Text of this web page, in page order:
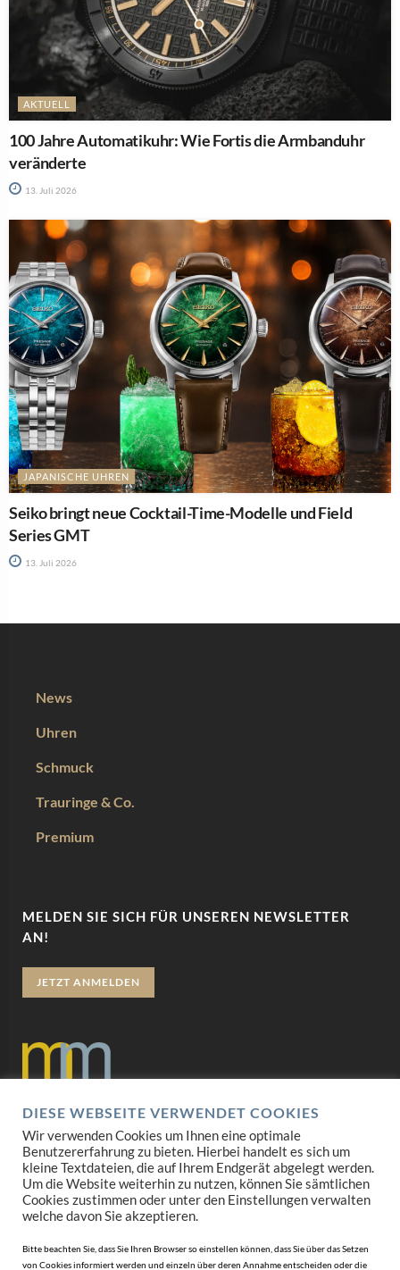
AKTUELL
100 Jahre Automatikuhr: Wie Fortis die Armbanduhr
veränderte
13. Juli 2026
JAPANISCHE UHREN
Seiko bringt neue Cocktail-Time-Modelle und Field
Series GMT
13. Juli 2026
News
Uhren
Schmuck
Trauringe & Co.
Premium
MELDEN SIE SICH FÜR UNSEREN NEWSLETTER
AN!
JETZT ANMELDEN
Datenschutz
Impressum
AGB
DIESE WEBSEITE VERWENDET COOKIES
Wir verwenden Cookies um Ihnen eine optimale
Benutzererfahrung zu bieten. Hierbei handelt es sich um
kleine Textdateien, die auf Ihrem Endgerät abgelegt werden.
Um die Website weiterhin zu nutzen, können Sie sämtlichen
Cookies zustimmen oder unter den Einstellungen verwalten
welche davon Sie akzeptieren.
Bitte beachten Sie, dass Sie Ihren Browser so einstellen können, dass Sie über das Setzen
von Cookies informiert werden und einzeln über deren Annahme entscheiden oder die